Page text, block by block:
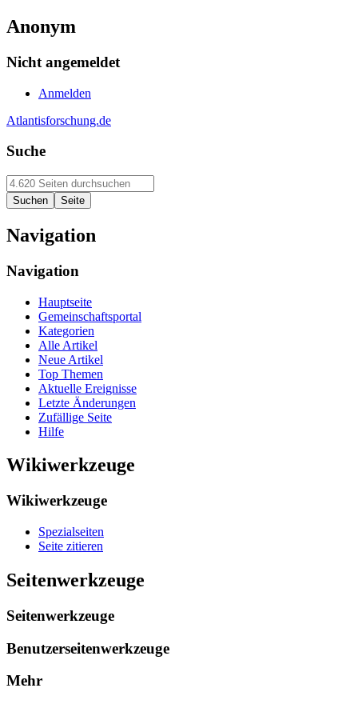
Anonym
Nicht angemeldet
Anmelden
Atlantisforschung.de
Suche
Navigation
Navigation
Hauptseite
Gemeinschaftsportal
Kategorien
Alle Artikel
Neue Artikel
Top Themen
Aktuelle Ereignisse
Letzte Änderungen
Zufällige Seite
Hilfe
Wikiwerkzeuge
Wikiwerkzeuge
Spezialseiten
Seite zitieren
Seitenwerkzeuge
Seitenwerkzeuge
Benutzerseitenwerkzeuge
Mehr